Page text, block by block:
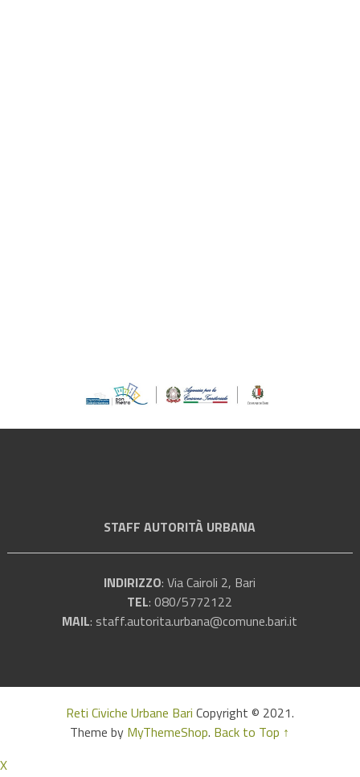
STAFF AUTORITÀ URBANA
INDIRIZZO: Via Cairoli 2, Bari
TEL: 080/5772122
MAIL: staff.autorita.urbana@comune.bari.it
Reti Civiche Urbane Bari Copyright © 2021.
Theme by MyThemeShop. Back to Top ↑
X